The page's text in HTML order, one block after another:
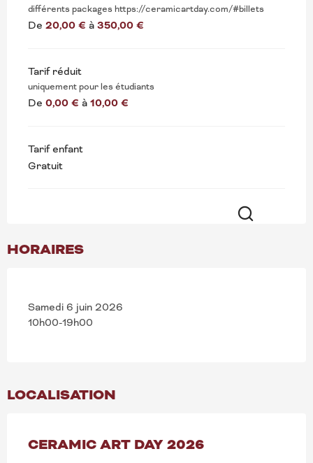
différents packages https://ceramicartday.com/#billets
De 20,00 € à 350,00 €
Tarif réduit
uniquement pour les étudiants
De 0,00 € à 10,00 €
Tarif enfant
Gratuit
HORAIRES
Samedi 6 juin 2026
10h00-19h00
LOCALISATION
CERAMIC ART DAY 2026